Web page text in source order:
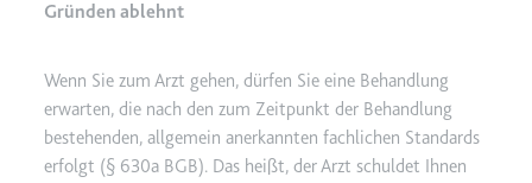
Gründen ablehnt
Wenn Sie zum Arzt gehen, dürfen Sie eine Behandlung
erwarten, die nach den zum Zeitpunkt der Behandlung
bestehenden, allgemein anerkannten fachlichen Standards
erfolgt (§ 630a BGB). Das heißt, der Arzt schuldet Ihnen